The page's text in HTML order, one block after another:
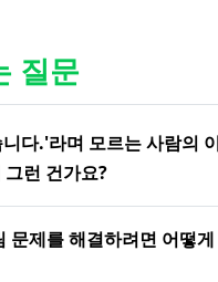
질문
다.'라며 모르는 사람의
런 건가요?
문제를 해결하려면 어떻